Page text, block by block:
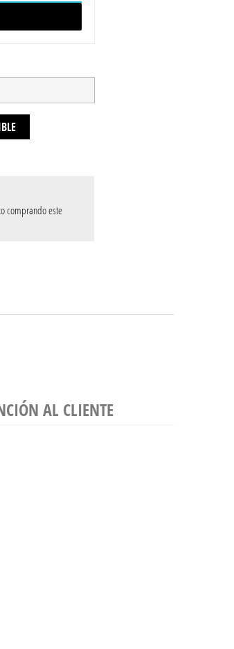
comprando este
AL CLIENTE